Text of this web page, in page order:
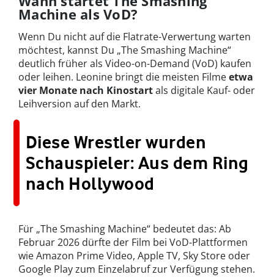
Machine als VoD?
Wenn Du nicht auf die Flatrate-Verwertung warten
möchtest, kannst Du „The Smashing Machine“
deutlich früher als Video-on-Demand (VoD) kaufen
oder leihen. Leonine bringt die meisten Filmeetwa
vier Monate nach Kinostartals digitale Kauf- oder
Leihversion auf den Markt.
Diese Wrestler wurden
Schauspieler: Aus dem Ring
nach Hollywood
Für „The Smashing Machine“ bedeutet das: Ab
Februar 2026 dürfte der Film bei VoD-Plattformen
wie Amazon Prime Video, Apple TV, Sky Store oder
Google Play zum Einzelabruf zur Verfügung stehen.